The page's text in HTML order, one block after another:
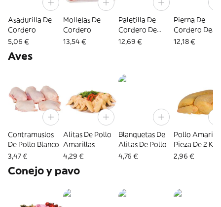
Asadurilla De
Cordero
5,06 €
Mollejas De
Cordero
13,54 €
Paletilla De
Cordero De
Pasto
12,69 €
Pierna De
Cordero De
Pasto · Pieza
12,18 €
Aves
Contramuslos
De Pollo Blanco
3,47 €
Alitas De Pollo
Amarillas
4,29 €
Blanquetas De
Alitas De Pollo
4,76 €
Pollo Amarillo
Pieza De 2 Kg
Aprox.
2,96 €
Conejo y pavo